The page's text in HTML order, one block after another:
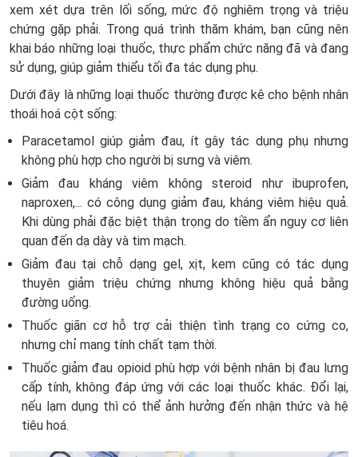
xem xét dựa trên lối sống, mức độ nghiêm trọng và triệu
chứng gặp phải. Trong quá trình thăm khám, bạn cũng nên
khai báo những loại thuốc, thực phẩm chức năng đã và đang
sử dụng, giúp giảm thiểu tối đa tác dụng phụ.
Dưới đây là những loại thuốc thường được kê cho bệnh nhân
thoái hoá cột sống:
Paracetamol giúp giảm đau, ít gây tác dụng phụ nhưng
không phù hợp cho người bị sưng và viêm.
Giảm đau kháng viêm không steroid như ibuprofen,
naproxen,... có công dụng giảm đau, kháng viêm hiệu quả.
Khi dùng phải đặc biệt thận trọng do tiềm ẩn nguy cơ liên
quan đến dạ dày và tim mạch.
Giảm đau tại chỗ dạng gel, xịt, kem cũng có tác dụng
thuyên giảm triệu chứng nhưng không hiệu quả bằng
đường uống.
Thuốc giãn cơ hỗ trợ cải thiện tình trạng co cứng co,
nhưng chỉ mang tính chất tạm thời.
Thuốc giảm đau opioid phù hợp với bệnh nhân bị đau lưng
cấp tính, không đáp ứng với các loại thuốc khác. Đổi lại,
nếu lạm dụng thì có thể ảnh hưởng đến nhận thức và hệ
tiêu hoá.